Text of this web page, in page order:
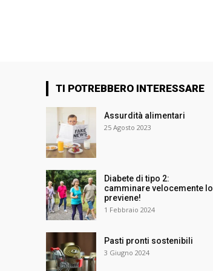
TI POTREBBERO INTERESSARE
Assurdità alimentari
25 Agosto 2023
Diabete di tipo 2:
camminare velocemente lo
previene!
1 Febbraio 2024
Pasti pronti sostenibili
3 Giugno 2024